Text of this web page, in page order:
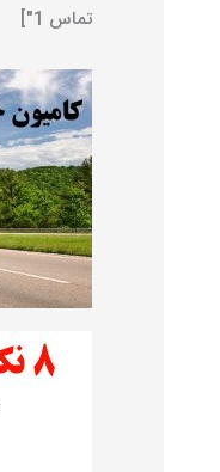
تماس 1″]